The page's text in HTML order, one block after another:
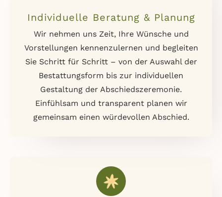
Individuelle Beratung & Planung
Wir nehmen uns Zeit, Ihre Wünsche und
Vorstellungen kennenzulernen und begleiten
Sie Schritt für Schritt – von der Auswahl der
Bestattungsform bis zur individuellen
Gestaltung der Abschiedszeremonie.
Einfühlsam und transparent planen wir
gemeinsam einen würdevollen Abschied.